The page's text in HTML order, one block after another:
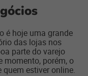
é hoje uma grande
das lojas nos
parte do varejo
momento, porém, o
estiver online.